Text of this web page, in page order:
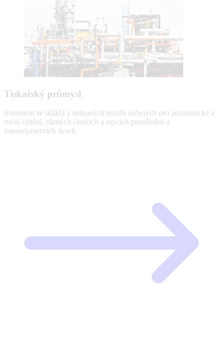
Tiskařský průmysl
Sortiment se skládá z netkaných textilií určených pro automatické a
ruční čištění, různých čisticích a mycích prostředků a
fotopolymerních desek.